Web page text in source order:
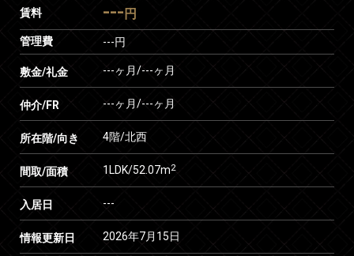
賃料 --- 円
管理費 ---円
敷金/礼金 ---ヶ月/---ヶ月
仲介/FR ---ヶ月/---ヶ月
所在階/向き 4階/北西
間取/面積 1LDK/52.07m2
入居日 ---
情報更新日 2026年7月15日